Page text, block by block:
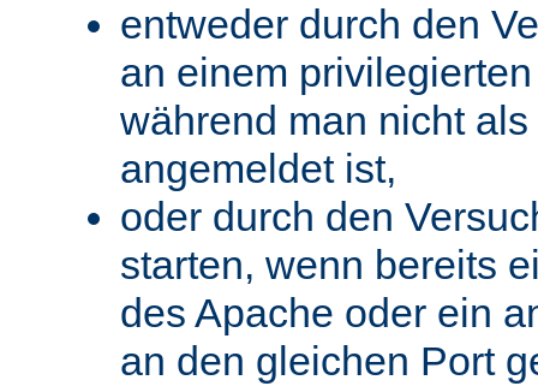
entweder durch den
an einem
während man nicht
angemeldet ist,
oder durch den
starten, wenn bereits
des Apache oder ein
an den gleichen Port